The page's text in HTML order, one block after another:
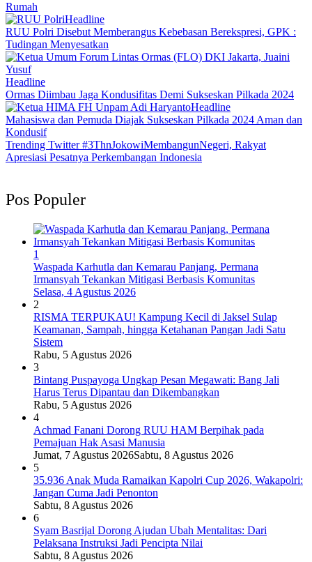
Rumah
Headline
RUU Polri Disebut Memberangus Kebebasan Berekspresi, GPK :
Tudingan Menyesatkan
Headline
Ormas Diimbau Jaga Kondusifitas Demi Sukseskan Pilkada 2024
Headline
Mahasiswa dan Pemuda Diajak Sukseskan Pilkada 2024 Aman dan
Kondusif
Trending Twitter #3ThnJokowiMembangunNegeri, Rakyat
Apresiasi Pesatnya Perkembangan Indonesia
Pos Populer
1
Waspada Karhutla dan Kemarau Panjang, Permana
Irmansyah Tekankan Mitigasi Berbasis Komunitas
Selasa, 4 Agustus 2026
2
RISMA TERPUKAU! Kampung Kecil di Jaksel Sulap
Keamanan, Sampah, hingga Ketahanan Pangan Jadi Satu
Sistem
Rabu, 5 Agustus 2026
3
Bintang Puspayoga Ungkap Pesan Megawati: Bang Jali
Harus Terus Dipantau dan Dikembangkan
Rabu, 5 Agustus 2026
4
Achmad Fanani Dorong RUU HAM Berpihak pada
Pemajuan Hak Asasi Manusia
Jumat, 7 Agustus 2026Sabtu, 8 Agustus 2026
5
35.936 Anak Muda Ramaikan Kapolri Cup 2026, Wakapolri:
Jangan Cuma Jadi Penonton
Sabtu, 8 Agustus 2026
6
Syam Basrijal Dorong Ajudan Ubah Mentalitas: Dari
Pelaksana Instruksi Jadi Pencipta Nilai
Sabtu, 8 Agustus 2026